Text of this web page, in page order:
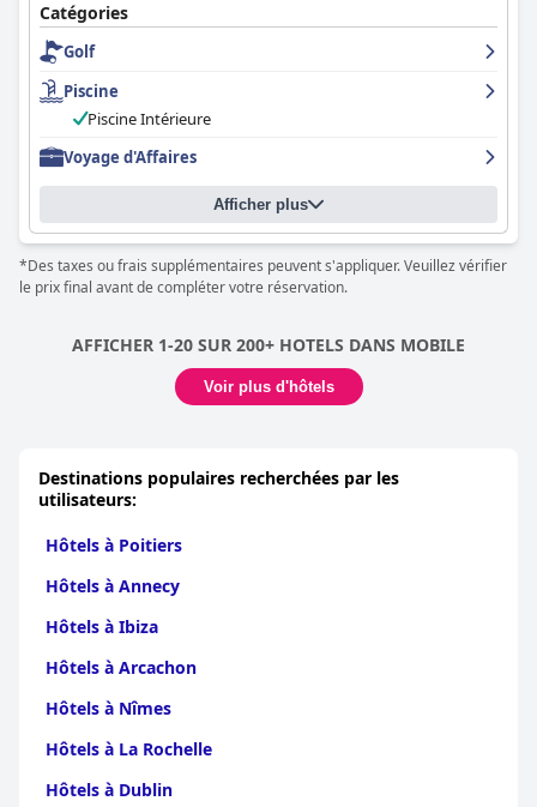
Catégories
Golf
Piscine
Piscine Intérieure
Voyage d'Affaires
Afficher plus
*Des taxes ou frais supplémentaires peuvent s'appliquer. Veuillez vérifier
le prix final avant de compléter votre réservation.
AFFICHER 1-20 SUR 200+ HOTELS DANS MOBILE
Voir plus d'hôtels
Destinations populaires recherchées par les
utilisateurs:
Hôtels à Poitiers
Hôtels à Annecy
Hôtels à Ibiza
Hôtels à Arcachon
Hôtels à Nîmes
Hôtels à La Rochelle
Hôtels à Dublin